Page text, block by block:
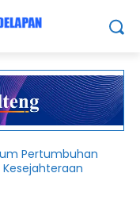
Pertumbuhan